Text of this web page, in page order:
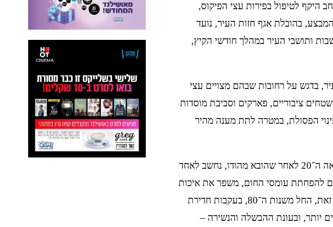
היקף לטיפול בפירות עצי הפיקוס,
בהובלת אגף חזות העיר, נועד
ותושבי העיר במהלך חודשי הקיץ,
בדגש על רחובות שבהם מצויים עצי
ציבוריים, פארקים וסביבת מוסדות
הפסולת, במטרה לתת מענה מהיר
פיקוס השדרות, שניטע בישראל כבר בתחילת המאה ה־20 לאחר שהובא מהודו, נחשב לאחד
להפחתת עומסי החום, משפר את איכות
האוויר ומהווה חלק משמעותי מהנוף העירוני. עם זאת, החל משנות ה־80, בעקבות חדירת
יותר, ובעונת ההבשלה והנשירה –